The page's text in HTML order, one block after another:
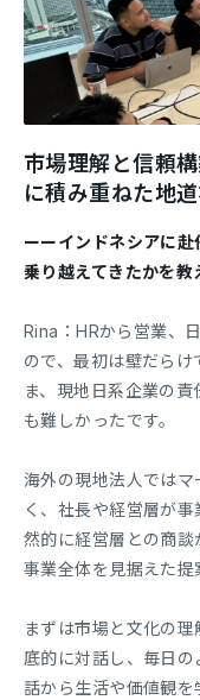
市場理解と信頼
に積み重ねた地
ーーインドネシアに
乗り越えてきたかを教
Rina：HRから営業、
ので、最初は壁だら
ま、現地日系企業の
も難しかったです。
海外の現地法人では
く、社長や経営層が
然的に経営層との商談
事業全体を見据えた提
まずは市場と文化の
底的に対話し、毎日
話から生活や価値観